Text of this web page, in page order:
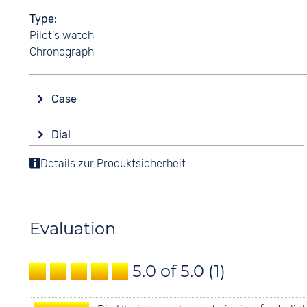
Type
Pilot's watch
Chronograph
Case
Sapphire glass
Shape
Stainless steel
Silver
Dial
Display
Details zur Produktsicherheit
Evaluation
5.0 of 5.0 (1)